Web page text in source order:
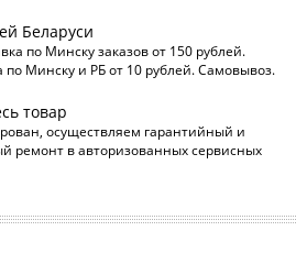
Беларуси
по Минску заказов от 150 рублей.
по Минску и РБ от 10 рублей. Самовывоз.
товар
осуществляем гарантийный и
ремонт в авторизованных сервисных